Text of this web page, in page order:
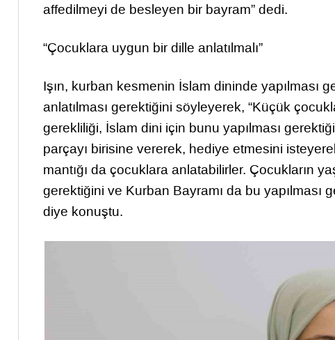
affedilmeyi de besleyen bir bayram” dedi.
“Çocuklara uygun bir dille anlatılmalı”
Işın, kurban kesmenin İslam dininde yapılması
anlatılması gerektiğini söyleyerek, “Küçük
gerekliliği, İslam dini için bunu yapılması
parçayı birisine vererek, hediye etmesini
mantığı da çocuklara anlatabilirler. Çocukların
gerektiğini ve Kurban Bayramı da bu
diye konuştu.